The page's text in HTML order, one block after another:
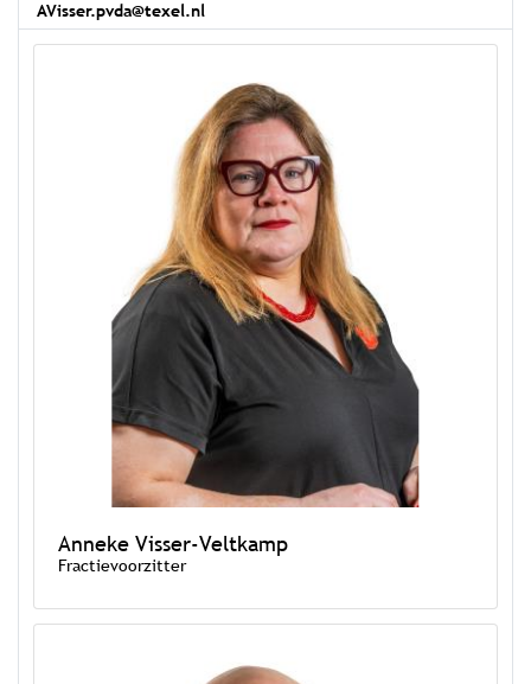
AVisser.pvda@texel.nl
Anneke Visser-Veltkamp
Fractievoorzitter